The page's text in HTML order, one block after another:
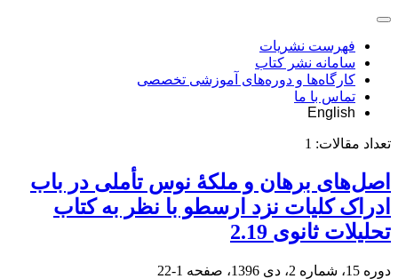
فهرست نشریات
سامانه نشر کتاب
کارگاه‌ها و دوره‌های آموزشی تخصصی
تماس با ما
English
تعداد مقالات: 1
اصل‌های برهان و ملکۀ نوس تأملی در باب
ادراک کلیات نزد ارسطو با نظر به کتاب
تحلیلات ثانوی 2.19
دوره 15، شماره 2، دی 1396، صفحه 1-22